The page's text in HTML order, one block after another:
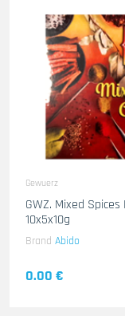
Gewuerz
GWZ. Mixed Spices For Boiling Chicken & Meat Abido
10x5x10g
Brand Abido
0.00 €